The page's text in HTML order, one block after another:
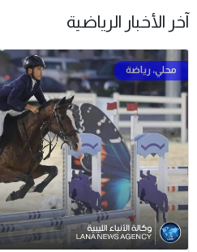
آخر الأخبار الرياضية